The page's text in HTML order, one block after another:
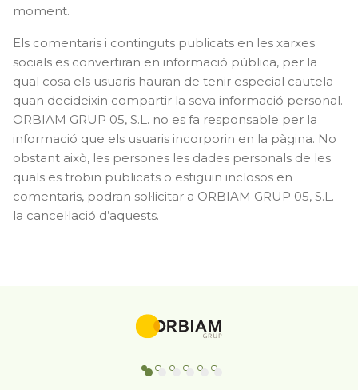
moment.
Els comentaris i continguts publicats en les xarxes
socials es convertiran en informació pública, per la
qual cosa els usuaris hauran de tenir especial cautela
quan decideixin compartir la seva informació personal.
ORBIAM GRUP 05, S.L. no es fa responsable per la
informació que els usuaris incorporin en la pàgina. No
obstant això, les persones les dades personals de les
quals es trobin publicats o estiguin inclosos en
comentaris, podran sol·licitar a ORBIAM GRUP 05, S.L.
la cancel·lació d’aquests.